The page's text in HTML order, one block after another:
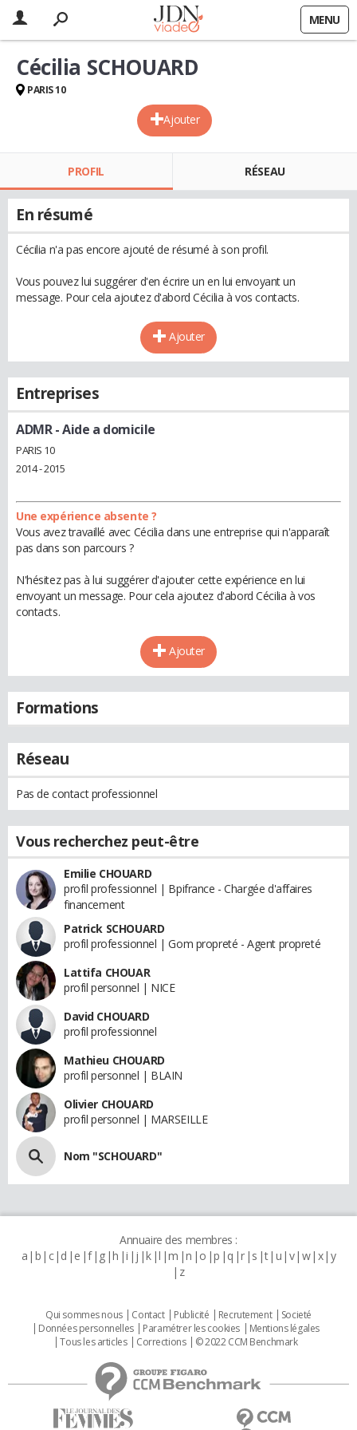
MENU
Ajouter
Cécilia SCHOUARD
PARIS 10
PROFIL RÉSEAU
En résumé
Cécilia n'a pas encore ajouté de résumé à son profil.
Vous pouvez lui suggérer d'en écrire un en lui envoyant un
message. Pour cela ajoutez d'abord Cécilia à vos contacts.
Ajouter
Entreprises
ADMR- Aide a domicile
PARIS 10
2014 - 2015
Une expérience absente ?
Vous avez travaillé avec Cécilia dans une entreprise qui n'apparaît
pas dans son parcours ?
N'hésitez pas à lui suggérer d'ajouter cette expérience en lui
envoyant un message. Pour cela ajoutez d'abord Cécilia à vos
contacts.
Ajouter
Formations
Réseau
Pas de contact professionnel
Vous recherchez peut-être
Emilie CHOUARD
profil professionnel | Bpifrance - Chargée d'affaires
financement
Patrick SCHOUARD
profil professionnel | Gom propreté - Agent propreté
Lattifa CHOUAR
profil personnel | NICE
David CHOUARD
profil professionnel
Mathieu CHOUARD
profil personnel | BLAIN
Olivier CHOUARD
profil personnel | MARSEILLE
Nom "SCHOUARD"
Annuaire des membres :
a b c d e f g h i j k l m n o p q r s t u v w x y
z
Qui sommes nous Contact Publicité Recrutement
Societé
Données personnelles
Paramétrer les cookies
Mentions légales
Tous les articles
Corrections © 2022 CCM Benchmark